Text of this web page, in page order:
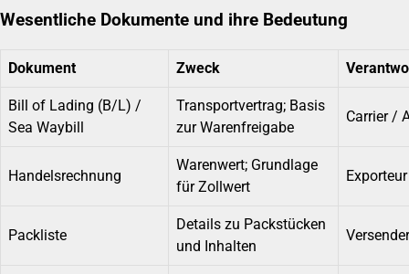
Wesentliche Dokumente und ihre Bedeutung
Dokument Zweck
Bill of Lading (B/L) /
Sea Waybill
Transportvertrag; Basis
zur Warenfreigabe
Carrier /
Handelsrechnung
Warenwert; Grundlage
für Zollwert
Exporteur
Packliste
Details zu Packstücken
und Inhalten
Versender